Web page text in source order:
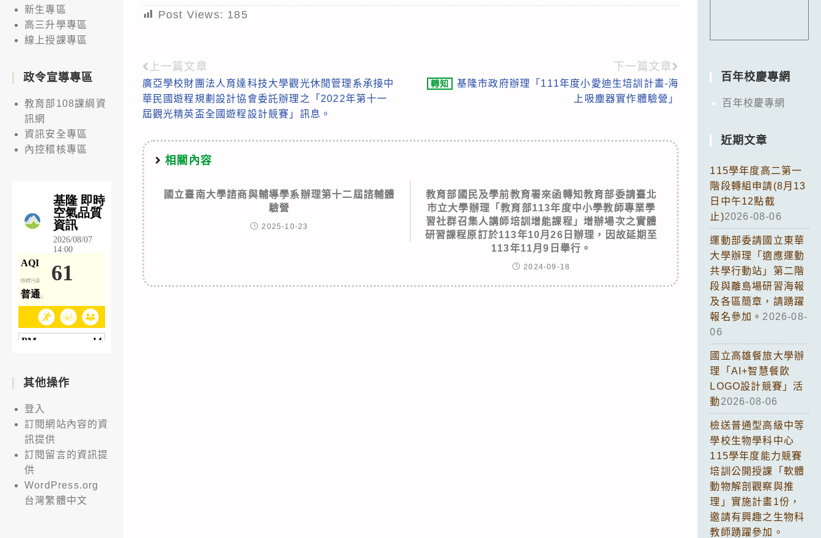
Post Views: 185
Read
more
articles
上一篇文章
廣亞學校財團法人育達科技大學觀光休閒管理系承接中
華民國遊程規劃設計協會委託辦理之「2022年第十一
屆觀光精英盃全國遊程設計競賽」訊息。
下一篇文章
轉知
基隆市政府辦理「111年度小愛迪生培訓計畫-海
上吸塵器實作體驗營」
相關內容
國立臺南大學諮商與輔導學系辦理第十二屆諮輔體
驗營
2025-10-23
教育部國民及學前教育署來函轉知教育部委請臺北
市立大學辦理「教育部113年度中小學教師專業學
習社群召集人講師培訓增能課程」增辦場次之實體
研習課程原訂於113年10月26日辦理，因故延期至
113年11月9日舉行。
2024-09-18
新生專區
高三升學專區
線上授課專區
政令宣導專區
教育部108課綱資
訊網
資訊安全專區
內控稽核專區
其他操作
登入
訂閱網站內容的資
訊提供
訂閱留言的資訊提
供
WordPress.org
台灣繁體中文
百年校慶專網
百年校慶專網
近期文章
115學年度高二第一
階段轉組申請(8月13
日中午12點截
止)2026-08-06
運動部委請國立東華
大學辦理「適應運動
共學行動站」第二階
段與離島場研習海報
及各區簡章，請踴躍
報名參加。 2026-08-
06
國立高雄餐旅大學辦
理「AI+智慧餐飲
LOGO設計競賽」活
動 2026-08-06
檢送普通型高級中等
學校生物學科中心
115學年度能力競賽
培訓公開授課「軟體
動物解剖觀察與推
理」實施計畫1份，
邀請有興趣之生物科
教師踴躍參加。